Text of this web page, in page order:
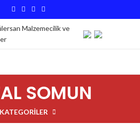
SOMUN
KATEGORILER